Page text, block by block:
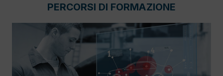
PERCORSI DI FORMAZIONE